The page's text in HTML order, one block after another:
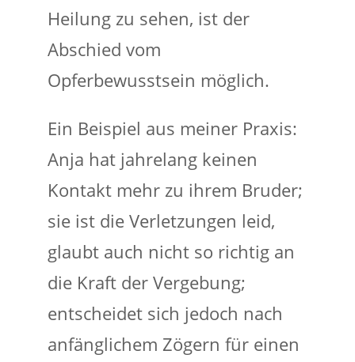
Heilung zu sehen, ist der
Abschied vom
Opferbewusstsein möglich.
Ein Beispiel aus meiner Praxis:
Anja hat jahrelang keinen
Kontakt mehr zu ihrem Bruder;
sie ist die Verletzungen leid,
glaubt auch nicht so richtig an
die Kraft der Vergebung;
entscheidet sich jedoch nach
anfänglichem Zögern für einen